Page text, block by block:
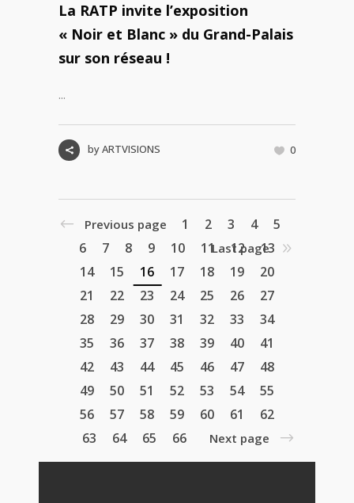
La RATP invite l’exposition
« Noir et Blanc » du Grand-Palais
sur son réseau !
...
byARTVISIONS 0
Previous page 1 2 3 4
5
6
7 8 9 10 11 12
13
14
15 16 17 18 19
20
21
22 23 24 25 26
27
28
29 30 31 32 33
34
35
36 37 38 39 40
41
42
43 44 45 46 47
48
49
50 51 52 53 54
55
56
57 58 59 60 61
62
63
64 65 66
Last page
Next page